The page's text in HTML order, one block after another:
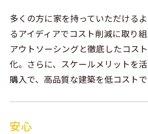
多くの方に家を持っていただける
るアイディアでコスト削減に取り組
アウトソーシングと徹底したコス
化。さらに、スケールメリットを
購入で、高品質な建築を低コストで
安心